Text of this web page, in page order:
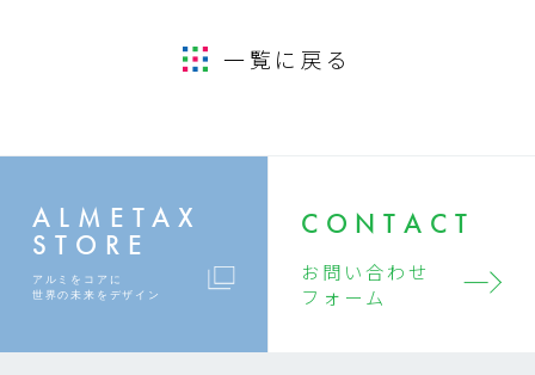
一覧に戻る
ALMETAX
STORE
アルミをコアに
世界の未来をデザイン
CONTACT
お問い合わせ
フォーム